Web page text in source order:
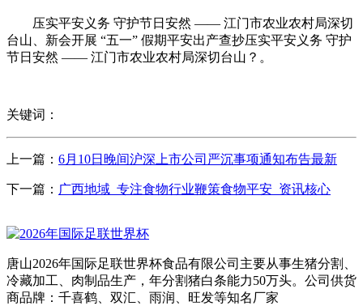
压实平安义务 守护节日安然 —— 江门市农业农村局深切
台山、新会开展 “五一” 假期平安出产查抄压实平安义务 守护
节日安然 —— 江门市农业农村局深切台山？。
关键词：
上一篇： 6月10日晚间沪深上市公司严沉事项通知布告最新
下一篇： 广西地域_专注食物行业鞭策食物平安_资讯核心
唐山2026年国际足联世界杯食品有限公司主要从事生猪分割、
冷藏加工、肉制品生产，年分割猪白条能力50万头。公司供货
商品牌：千喜鹤、双汇、雨润、旺发等知名厂家